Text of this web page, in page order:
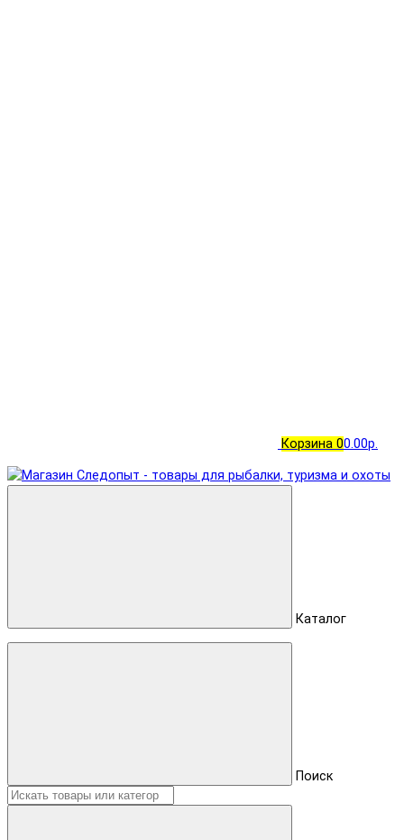
Корзина 00.00р.
Каталог
Поиск